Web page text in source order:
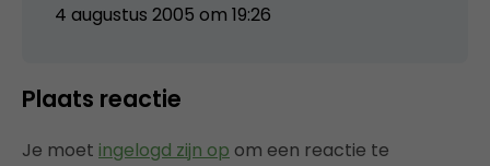
4 augustus 2005 om 19:26
Plaats reactie
Je moet ingelogd zijn op om een reactie te